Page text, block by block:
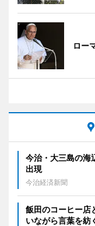
ロー
今治・大三島の
出現
今治経済新聞
飯田のコーヒー
いながら言葉を紡